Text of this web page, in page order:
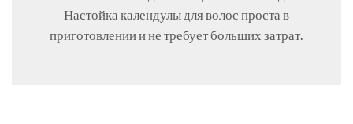
Настойка календулы для волос проста в
приготовлении и не требует больших затрат.